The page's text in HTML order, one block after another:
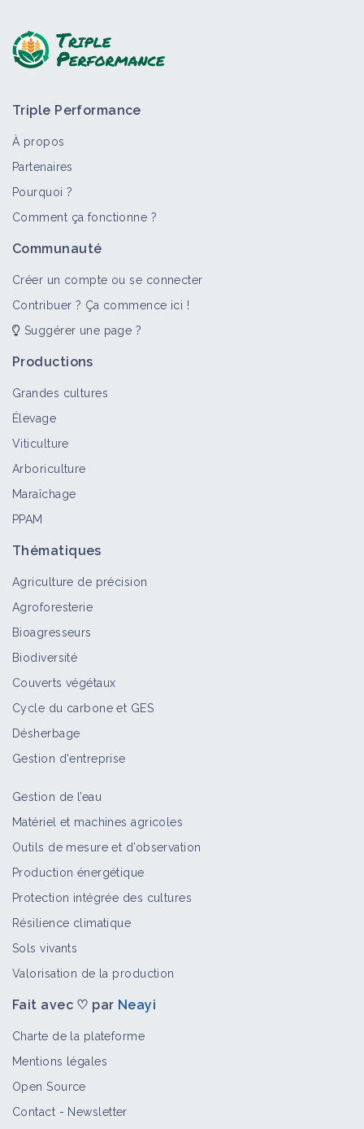
Insecte (bioagresseur)
Miride
Bioagresseur
Punaise diabolique
Bioagresseur
Triple Performance
À propos
Partenaires
Pourquoi ?
Comment ça fonctionne ?
Communauté
Créer un compte ou se connecter
Contribuer ? Ça commence ici !
Suggérer une page ?
Productions
Grandes cultures
Élevage
Viticulture
Arboriculture
Maraîchage
PPAM
Thématiques
Agriculture de précision
Agroforesterie
Bioagresseurs
Biodiversité
Couverts végétaux
Cycle du carbone et GES
Désherbage
Gestion d'entreprise
Gestion de l’eau
Matériel et machines agricoles
Outils de mesure et d’observation
Production énergétique
Protection intégrée des cultures
Résilience climatique
Sols vivants
Valorisation de la production
Fait avec ♡ par Neayi
Charte de la plateforme
Mentions légales
Open Source
Contact - Newsletter